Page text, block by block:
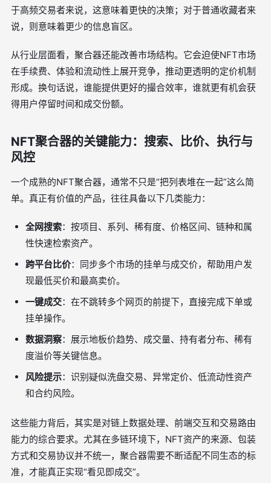
于高频交易者来说，这意味着更快的决策；对于普通收藏者来
说，则意味着更少的信息盲区。
从行业层面看，聚合器还能改善市场结构。它会迫使NFT市场
在手续费、体验和流动性上展开竞争，推动更透明的定价机制
形成。换句话说，谁能提供更好的撮合效率，谁就更有机会获
得用户停留时间和成交份额。
NFT聚合器的关键能力：搜索、比价、执行与
风控
一个成熟的NFT聚合器，通常不只是“把列表堆在一起”这么简
单。真正有价值的产品，往往具备以下几类能力：
全网搜索：按项目、系列、稀有度、价格区间、链种和属
性快速检索资产。
跨平台比价：同步多个市场的挂单与成交价，帮助用户发
现最低买价和最高卖价。
一键成交：在不跳转多个网页的前提下，直接完成下单或
挂单操作。
数据洞察：展示地板价趋势、成交量、持有者分布、稀有
度溢价等关键信息。
风险提示：识别疑似洗盘交易、异常定价、低流动性资产
和合约风险。
这些能力背后，其实是对链上数据处理、前端交互和交易路由
能力的综合要求。尤其在多链环境下，NFT资产的来源、包装
方式和交易协议并不统一，聚合器需要不断适配不同生态的标
准，才能真正实现“看见即成交”。